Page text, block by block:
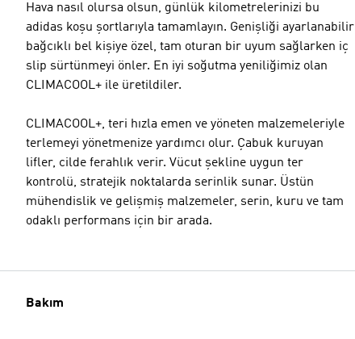
Hava nasıl olursa olsun, günlük kilometrelerinizi bu
adidas koşu şortlarıyla tamamlayın. Genişliği ayarlanabilir
bağcıklı bel kişiye özel, tam oturan bir uyum sağlarken iç
slip sürtünmeyi önler. En iyi soğutma yeniliğimiz olan
CLIMACOOL+ ile üretildiler.
CLIMACOOL+, teri hızla emen ve yöneten malzemeleriyle
terlemeyi yönetmenize yardımcı olur. Çabuk kuruyan
lifler, cilde ferahlık verir. Vücut şekline uygun ter
kontrolü, stratejik noktalarda serinlik sunar. Üstün
mühendislik ve gelişmiş malzemeler, serin, kuru ve tam
odaklı performans için bir arada.
Bakım